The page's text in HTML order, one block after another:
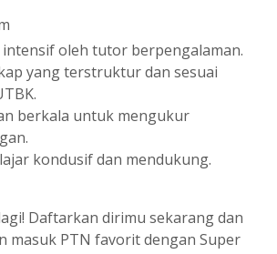
intensif oleh tutor berpengalaman.
yang terstruktur dan sesuai
berkala untuk mengukur
kondusif dan mendukung.
Daftarkan dirimu sekarang dan
masuk PTN favorit dengan Super